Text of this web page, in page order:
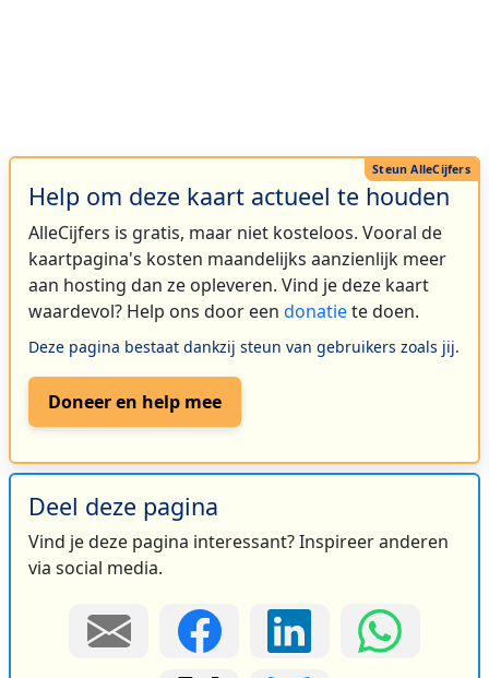
Help om deze kaart actueel te houden
AlleCijfers is gratis, maar niet kosteloos. Vooral de
kaartpagina's kosten maandelijks aanzienlijk meer
aan hosting dan ze opleveren. Vind je deze kaart
waardevol? Help ons door een donatiete doen.
Deze pagina bestaat dankzij steun van gebruikers zoals jij.
Doneer en help mee
Deel deze pagina
Vind je deze pagina interessant? Inspireer anderen
via social media.